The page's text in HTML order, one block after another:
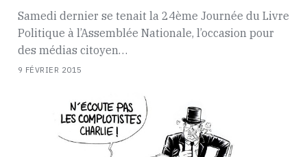
Samedi dernier se tenait la 24ème Journée du Livre
Politique à l’Assemblée Nationale, l’occasion pour
des médias citoyen…
9 FÉVRIER 2015